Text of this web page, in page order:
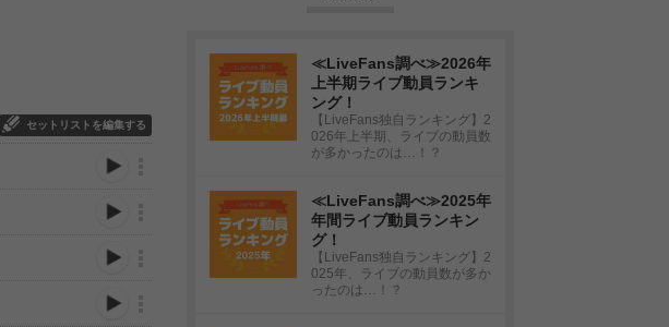
セットリストを編集する
≪LiveFans調べ≫2026年
上半期ライブ動員ランキ
ング！
【LiveFans独自ランキング】2
026年上半期、ライブの動員数
が多かったのは…！？
≪LiveFans調べ≫2025年
年間ライブ動員ランキン
グ！
【LiveFans独自ランキング】2
025年、ライブの動員数が多か
ったのは…！？